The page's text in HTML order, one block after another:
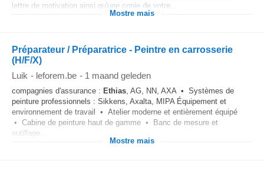
lettre de motivation ainsi qu'une copie de votre...
Mostre mais
Préparateur / Préparatrice - Peintre en carrosserie
(H/F/X)
Luik - leforem.be - 1 maand geleden
compagnies d'assurance : Ethias, AG, NN, AXA • Systèmes de
peinture professionnels : Sikkens, Axalta, MIPA Équipement et
environnement de travail • Atelier moderne et entièrement équipé
• Cabine de peinture haut de gamme • Banc de mesure et
outillage...
Mostre mais